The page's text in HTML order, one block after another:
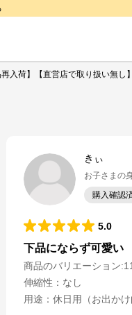
再入荷】【直営店で取り扱い無
きぃ
お子さまの
購入確認
5.0
下品にならず可愛い
商品のバリエーション:
伸縮性 ： なし
用途 ： 休日用（お出かけ